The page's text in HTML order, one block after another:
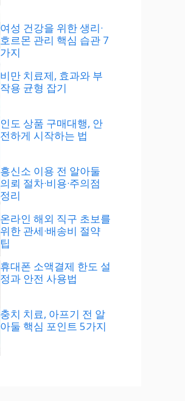
여성 건강을 위한 생리·
호르몬 관리 핵심 습관 7
가지
비만 치료제, 효과와 부
작용 균형 잡기
인도 상품 구매대행, 안
전하게 시작하는 법
흥신소 이용 전 알아둘
의뢰 절차·비용·주의점
정리
온라인 해외 직구 초보를
위한 관세·배송비 절약
팁
휴대폰 소액결제 한도 설
정과 안전 사용법
충치 치료, 아프기 전 알
아둘 핵심 포인트 5가지